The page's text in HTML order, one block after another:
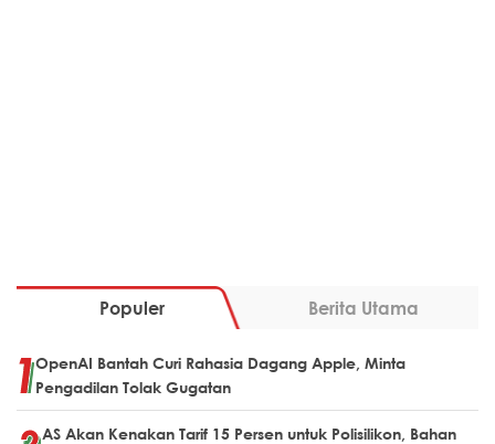
Populer Berita Utama
OpenAI Bantah Curi Rahasia Dagang Apple, Minta
Pengadilan Tolak Gugatan
AS Akan Kenakan Tarif 15 Persen untuk Polisilikon, Bahan